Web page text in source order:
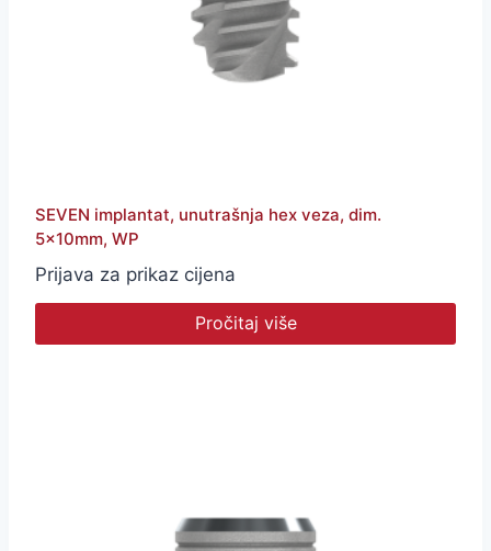
SEVEN implantat, unutrašnja hex veza, dim.
5x10mm, WP
Prijava za prikaz cijena
Pročitaj više